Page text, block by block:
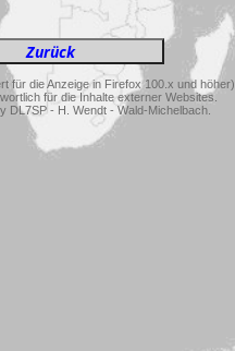
für die Anzeige in Firefox 100.x und höher)
für die Inhalte externer Websites.
DL7SP - H. Wendt - Wald-Michelbach.